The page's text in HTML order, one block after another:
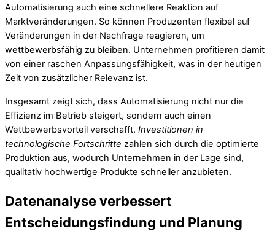
Automatisierung auch eine schnellere Reaktion auf
Marktveränderungen. So können Produzenten flexibel auf
Veränderungen in der Nachfrage reagieren, um
wettbewerbsfähig zu bleiben. Unternehmen profitieren damit
von einer raschen Anpassungsfähigkeit, was in der heutigen
Zeit von zusätzlicher Relevanz ist.
Insgesamt zeigt sich, dass Automatisierung nicht nur die
Effizienz im Betrieb steigert, sondern auch einen
Wettbewerbsvorteil verschafft. Investitionen in
technologische Fortschritte zahlen sich durch die optimierte
Produktion aus, wodurch Unternehmen in der Lage sind,
qualitativ hochwertige Produkte schneller anzubieten.
Datenanalyse verbessert
Entscheidungsfindung und Planung